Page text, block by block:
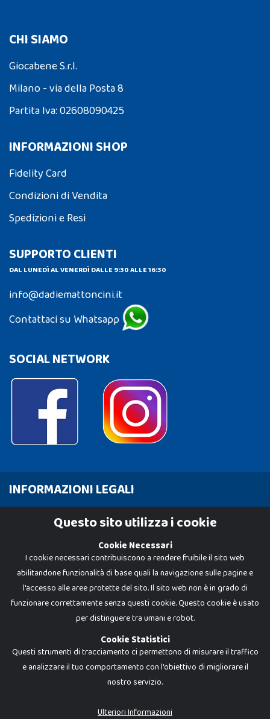
CHI SIAMO
Giocabene S.r.l.
Milano - via della Posta 8
Partita Iva: 02608090425
INFORMAZIONI SHOP
Fidelity Card
Condizioni di Vendita
Spedizioni e Resi
SUPPORTO CLIENTI
DAL LUNEDÌ AL VENERDÌ DALLE 9:30 ALLE 16:30
info@dadiemattoncini.it
Contattaci su Whatsapp
SOCIAL NETWORK
INFORMAZIONI LEGALI
Cookie Policy
Dadi e Mattoncini è un brand di Giocabene Srl. Ogni riproduzione o utilizzo non
I prezzi e le promozioni pubblicate potrebbero differire da quanto esposto in
Questo sito utilizza i cookie
Cookie Necessari
I cookie necessari contribuiscono a rendere fruibile il sito web
abilitandone funzionalità di base quali la navigazione sulle pagine e
l'accesso alle aree protette del sito. Il sito web non è in grado di
funzionare correttamente senza questi cookie. Questo cookie è usato
per distinguere tra umani e robot.
Cookie Statistici
Questi strumenti di tracciamento ci permettono di misurare il traffico
e analizzare il tuo comportamento con l'obiettivo di migliorare il
nostro servizio.
Ulteriori Informazioni